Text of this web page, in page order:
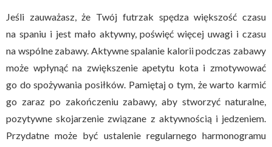
Jeśli zauważasz, że Twój futrzak spędza większość czasu
na spaniu i jest mało aktywny, poświęć więcej uwagi i czasu
na wspólne zabawy. Aktywne spalanie kalorii podczas zabawy
może wpłynąć na zwiększenie apetytu kota i zmotywować
go do spożywania posiłków. Pamiętaj o tym, że warto karmić
go zaraz po zakończeniu zabawy, aby stworzyć naturalne,
pozytywne skojarzenie związane z aktywnością i jedzeniem.
Przydatne może być ustalenie regularnego harmonogramu